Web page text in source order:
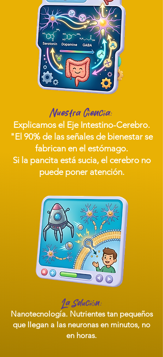
Nuestra Ciencia:
Explicamos el Eje Intestino-Cerebro.
"El 90% de las señales de bienestar se
fabrican en el estómago.
Si la pancita está sucia, el cerebro no
puede poner atención.
La Solución:
Nanotecnología. Nutrientes tan pequeños
que llegan a las neuronas en minutos, no
en horas.